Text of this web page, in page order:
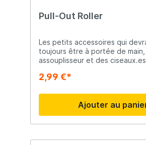
Pull-Out Roller
Les petits accessoires qui
toujours être à portée de
assouplisseur et des
ou à une ceinture. Troutlook -
chasseurs de truites à succès !
Troutlook a été développée en
collaboration avec des
truite.
2,99 €*
Ajouter au